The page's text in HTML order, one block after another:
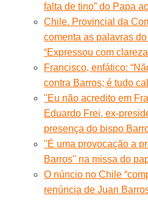
falta de tino” do Papa
Chile. Provincial da
comenta as palavras
“Expressou com
Francisco, enfático:
contra Barros; é tudo
''Eu não acredito em
Eduardo Frei, ex-
presença do bispo
''É uma provocação a
Barros'' na missa do
O núncio no Chile
renúncia de Juan